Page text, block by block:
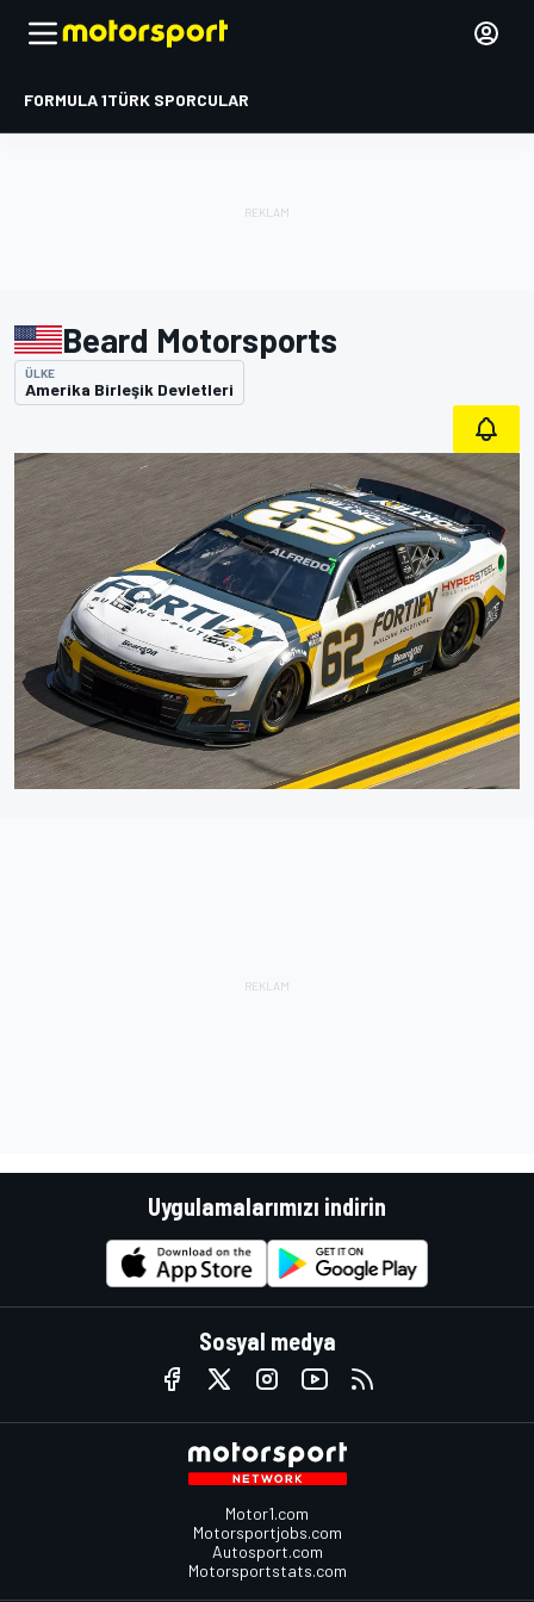
FORMULA 1TÜRK SPORCULAR
Beard Motorsports
ÜLKE
Amerika Birleşik Devletleri
Uygulamalarımızı indirin
Sosyal medya
Motor1.com
Motorsportjobs.com
Autosport.com
Motorsportstats.com